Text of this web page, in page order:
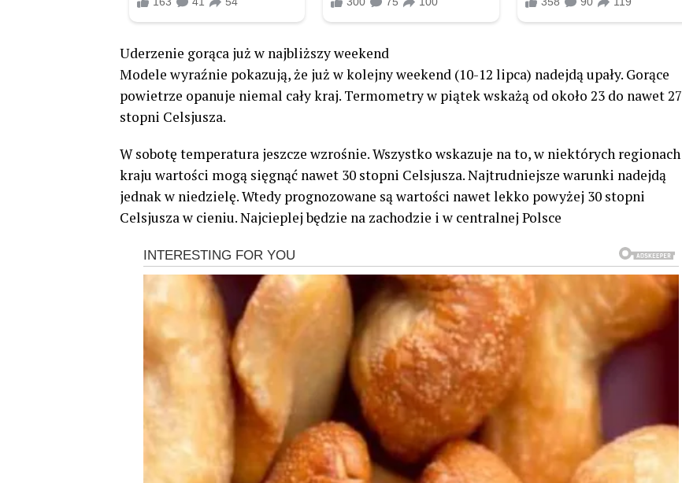
Uderzenie gorąca już w najbliższy weekend
Modele wyraźnie pokazują, że już w kolejny weekend (10-12 lipca) nadejdą upały. Gorące
powietrze opanuje niemal cały kraj. Termometry w piątek wskażą od około 23 do nawet 27
stopni Celsjusza.
W sobotę temperatura jeszcze wzrośnie. Wszystko wskazuje na to, w niektórych regionach
kraju wartości mogą sięgnąć nawet 30 stopni Celsjusza. Najtrudniejsze warunki nadejdą
jednak w niedzielę. Wtedy prognozowane są wartości nawet lekko powyżej 30 stopni
Celsjusza w cieniu. Najcieplej będzie na zachodzie i w centralnej Polsce